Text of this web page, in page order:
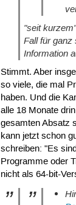
"seit
Fall für ganz
Information
Stimmt. Aber
so viele, die mal
haben. Und die
alle 18 Monate
gesamten Absatz
kann jetzt schon
schreiben: "Es
Programme oder
nicht als 64-bit-